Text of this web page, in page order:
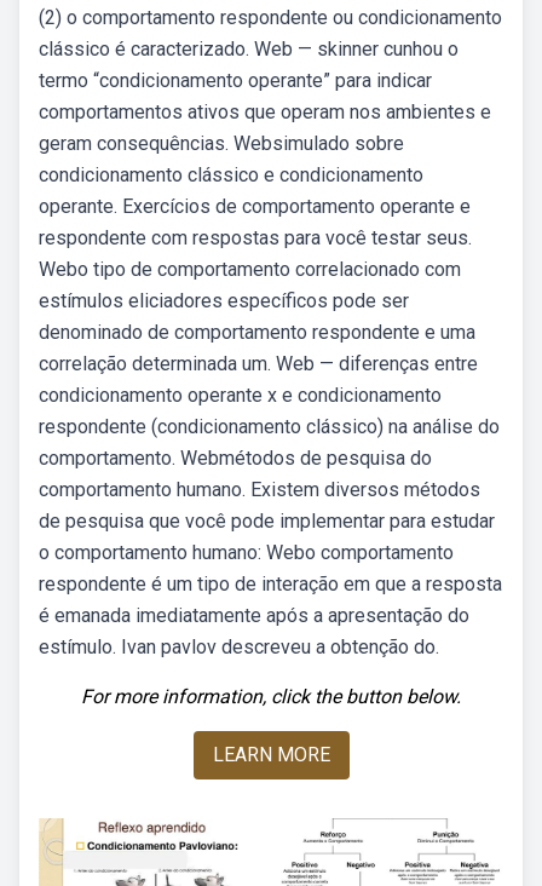
(2) o comportamento respondente ou condicionamento
clássico é caracterizado. Web — skinner cunhou o
termo “condicionamento operante” para indicar
comportamentos ativos que operam nos ambientes e
geram consequências. Websimulado sobre
condicionamento clássico e condicionamento
operante. Exercícios de comportamento operante e
respondente com respostas para você testar seus.
Webo tipo de comportamento correlacionado com
estímulos eliciadores específicos pode ser
denominado de comportamento respondente e uma
correlação determinada um. Web — diferenças entre
condicionamento operante x e condicionamento
respondente (condicionamento clássico) na análise do
comportamento. Webmétodos de pesquisa do
comportamento humano. Existem diversos métodos
de pesquisa que você pode implementar para estudar
o comportamento humano: Webo comportamento
respondente é um tipo de interação em que a resposta
é emanada imediatamente após a apresentação do
estímulo. Ivan pavlov descreveu a obtenção do.
For more information, click the button below.
LEARN MORE